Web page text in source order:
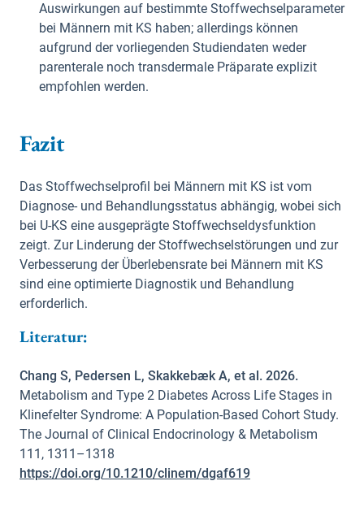
Auswirkungen auf bestimmte Stoffwechselparameter
bei Männern mit KS haben; allerdings können
aufgrund der vorliegenden Studiendaten weder
parenterale noch transdermale Präparate explizit
empfohlen werden.
Fazit
Das Stoffwechselprofil bei Männern mit KS ist vom
Diagnose- und Behandlungsstatus abhängig, wobei sich
bei U-KS eine ausgeprägte Stoffwechseldysfunktion
zeigt. Zur Linderung der Stoffwechselstörungen und zur
Verbesserung der Überlebensrate bei Männern mit KS
sind eine optimierte Diagnostik und Behandlung
erforderlich.
Literatur:
Chang S, Pedersen L, Skakkebæk A, et al. 2026.
Metabolism and Type 2 Diabetes Across Life Stages in
Klinefelter Syndrome: A Population-Based Cohort Study.
The Journal of Clinical Endocrinology & Metabolism
111, 1311–1318
https://doi.org/10.1210/clinem/dgaf619